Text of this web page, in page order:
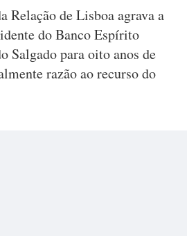
Relação de Lisboa agrava a
do Banco Espírito
Salgado para oito anos de
razão ao recurso do